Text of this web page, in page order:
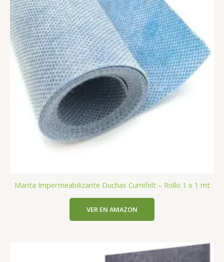
Manta Impermeabilizante Duchas Cumifelt – Rollo 1 x 1 mt
VER EN AMAZON